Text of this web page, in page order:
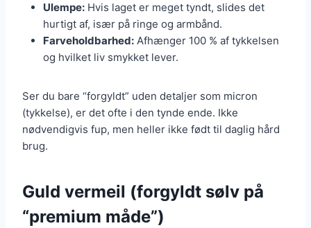
Ulempe: Hvis laget er meget tyndt, slides det
hurtigt af, især på ringe og armbånd.
Farveholdbarhed: Afhænger 100 % af tykkelsen
og hvilket liv smykket lever.
Ser du bare “forgyldt” uden detaljer som micron
(tykkelse), er det ofte i den tynde ende. Ikke
nødvendigvis fup, men heller ikke født til daglig hård
brug.
Guld vermeil (forgyldt sølv på
“premium måde”)